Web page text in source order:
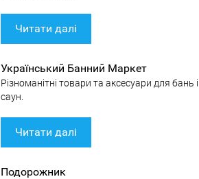
Читати далі
Український Банний Маркет
Різноманітні товари та аксесуари для бань і
саун.
Читати далі
Подорожник